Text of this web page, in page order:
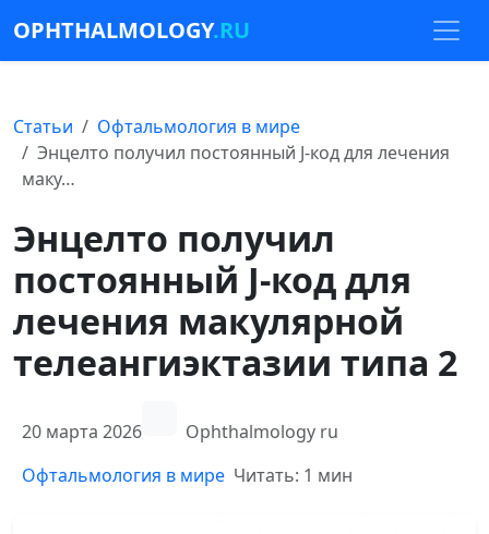
OPHTHALMOLOGY.RU
Статьи
Офтальмология в мире
Энцелто получил постоянный J-код для лечения
маку…
Энцелто получил
постоянный J-код для
лечения макулярной
телеангиэктазии типа 2
20 марта 2026
Ophthalmology ru
Офтальмология в мире Читать: 1 мин